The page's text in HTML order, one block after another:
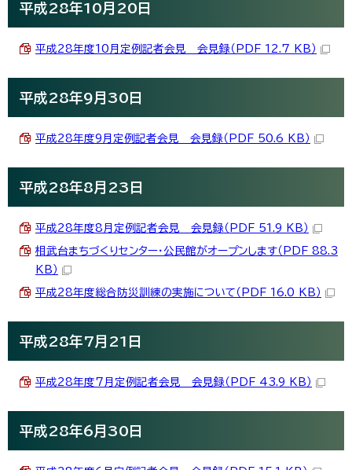
平成28年10月20日
平成28年度10月定例記者会見 会見録（PDF 12.7 KB）
平成28年9月30日
平成28年度9月定例記者会見 会見録（PDF 50.6 KB）
平成28年8月23日
平成28年度8月定例記者会見 会見録（PDF 51.9 KB）
相武台まちづくりセンター・公民館がオープンします（PDF 88.3
KB）
平成28年度総合防災訓練の実施について（PDF 16.0 KB）
平成28年7月21日
平成28年度7月定例記者会見 会見録（PDF 43.9 KB）
平成28年6月30日